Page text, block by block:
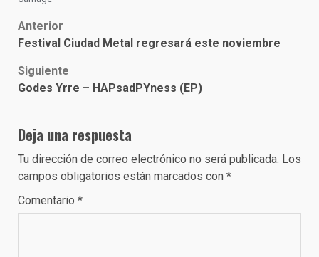
Post
navigation
Anterior
Festival Ciudad Metal regresará este noviembre
Siguiente
Godes Yrre – HAPsadPYness (EP)
Deja una respuesta
Tu dirección de correo electrónico no será publicada. Los
campos obligatorios están marcados con *
Comentario *